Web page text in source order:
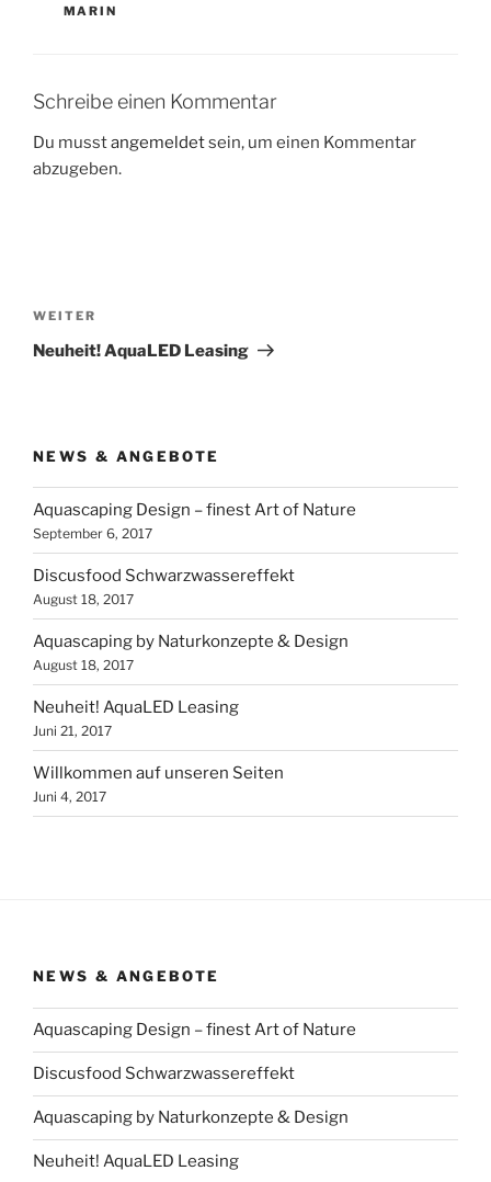
MARIN
Schreibe einen Kommentar
Du musstangemeldetsein, um einen Kommentar
abzugeben.
Nächster
Beitrag
WEITER
Neuheit! AquaLED Leasing
NEWS & ANGEBOTE
Aquascaping Design – finest Art of Nature
September 6, 2017
Discusfood Schwarzwassereffekt
August 18, 2017
Aquascaping by Naturkonzepte & Design
August 18, 2017
Neuheit! AquaLED Leasing
Juni 21, 2017
Willkommen auf unseren Seiten
Juni 4, 2017
NEWS & ANGEBOTE
Aquascaping Design – finest Art of Nature
Discusfood Schwarzwassereffekt
Aquascaping by Naturkonzepte & Design
Neuheit! AquaLED Leasing